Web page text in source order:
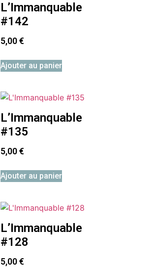
L’Immanquable
#142
5,00€
Ajouter au panier
L’Immanquable
#135
5,00€
Ajouter au panier
L’Immanquable
#128
5,00€